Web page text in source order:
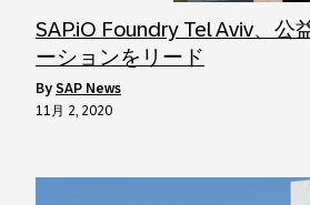
SAP.iO Foundry Tel Aviv、公
ーションをリード
by SAP News
11月 2, 2020